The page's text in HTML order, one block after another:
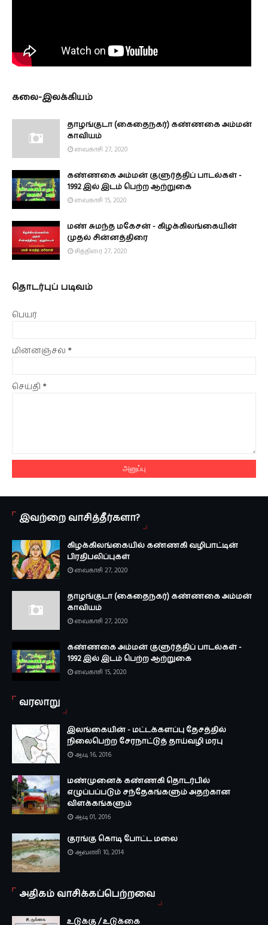
கலை-இலக்கியம்
தாழங்குடா (கைதைநகர்) கண்ணகை அம்மன்
காவியம்
வைகாசி 27, 2020
கண்ணகை அம்மன் குளுர்த்திப் பாடல்கள் -
1992 இல் இடம் பெற்ற ஆற்றுகை
வைகாசி 15, 2020
மண் சுமந்த மகேசன் - கிழக்கிலங்கையின்
முதல் சின்னத்திரை
சித்திரை 27, 2020
தொடர்புப் படிவம்
பெயர்
மின்னஞ்சல் *
செய்தி *
இவற்றை வாசித்தீர்களா?
கிழக்கிலங்கையில் கண்ணகி வழிபாட்டின்
பிரதிபலிப்புகள்
வைகாசி 27, 2020
தாழங்குடா (கைதைநகர்) கண்ணகை அம்மன்
காவியம்
வைகாசி 27, 2020
கண்ணகை அம்மன் குளுர்த்திப் பாடல்கள் -
1992 இல் இடம் பெற்ற ஆற்றுகை
வைகாசி 15, 2020
வரலாறு
இலங்கையின் - மட்டக்களப்பு தேசத்தில்
நிலைபெற்ற சேரநாட்டுத் தாய்வழி மரபு
ஆடி 16, 2016
மண்முனைக் கண்ணகி தொடர்பில்
எழுப்பப்படும் சந்தேகங்களும் அதற்கான
விளக்கங்களும்
ஆடி 01, 2016
குரங்கு கொடி போட்ட மலை
ஆவணி 10, 2014
அதிகம் வாசிக்கப்பெற்றவை
உடுக்கு / உடுக்கை